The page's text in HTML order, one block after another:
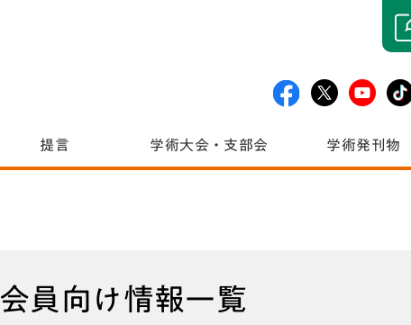
提言 学術大会・支部会 学術発刊物
会員向け情報一覧